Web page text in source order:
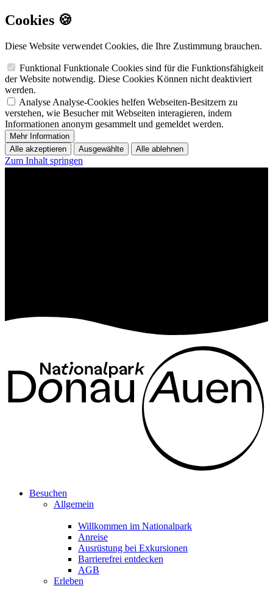
Cookies 🍪
Diese Website verwendet Cookies, die Ihre Zustimmung brauchen.
Funktional Funktionale Cookies sind für die Funktionsfähigkeit
der Website notwendig. Diese Cookies Können nicht deaktiviert
werden.
Analyse Analyse-Cookies helfen Webseiten-Besitzern zu
verstehen, wie Besucher mit Webseiten interagieren, indem
Informationen anonym gesammelt und gemeldet werden.
Mehr Information
Alle akzeptieren
Ausgewählte Alle ablehnen
Zum Inhalt springen
Besuchen
Allgemein
Willkommen im Nationalpark
Anreise
Ausrüstung bei Exkursionen
Barrierefrei entdecken
AGB
Erleben